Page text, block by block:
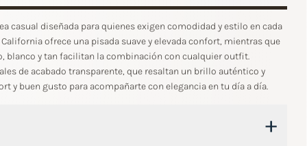
casual diseñada para quienes exigen comodidad y estilo en cada
ofrece una pisada suave y elevada confort, mientras que
blanco y tan facilitan la combinación con cualquier outfit.
de acabado transparente, que resaltan un brillo auténtico y
y buen gusto para acompañarte con elegancia en tu día a día.
+